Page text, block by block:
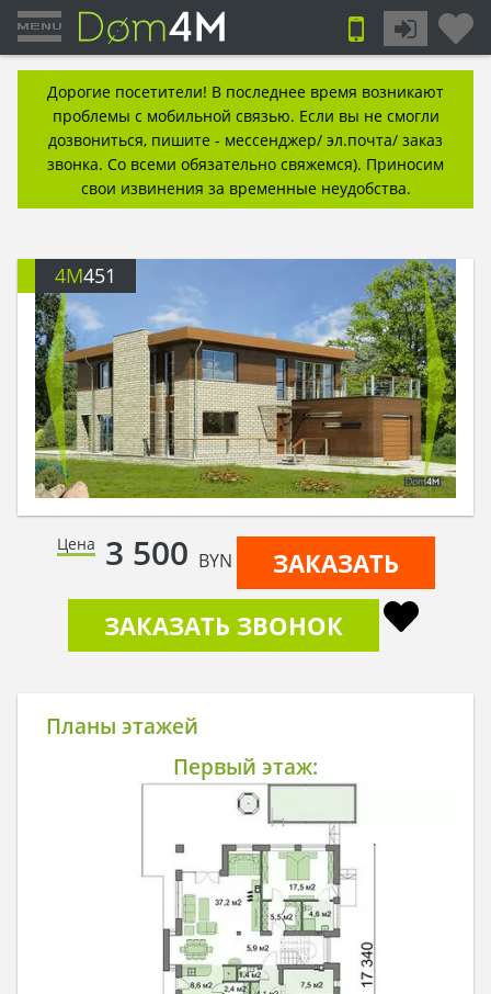
Дорогие посетители! В последнее время возникают
проблемы с мобильной связью. Если вы не смогли
дозвониться, пишите - мессенджер/ эл.почта/ заказ
звонка. Со всеми обязательно свяжемся). Приносим
свои извинения за временные неудобства.
4M451
Цена 3 500 BYN
ЗАКАЗАТЬ
ЗАКАЗАТЬ ЗВОНОК
Планы этажей
Первый этаж: